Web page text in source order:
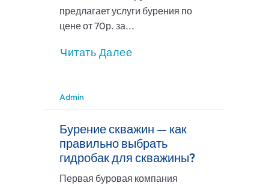
предлагает услуги бурения по
цене от 70р. за...
Читать Далее
Admin
Бурение скважин — как
правильно выбрать
гидробак для скважины?
Первая буровая компания